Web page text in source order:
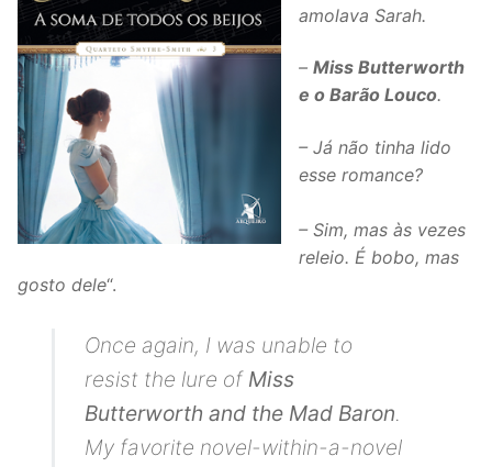
amolava Sarah.
– Miss Butterworth
e o Barão Louco.
– Já não tinha lido
esse romance?
– Sim, mas às vezes
releio. É bobo, mas
gosto dele“.
Once again, I was unable to
resist the lure of Miss
Butterworth and the Mad Baron.
My favorite novel-within-a-novel